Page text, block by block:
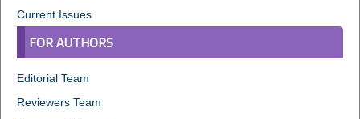
Current Issues
FOR AUTHORS
Editorial Team
Reviewers Team